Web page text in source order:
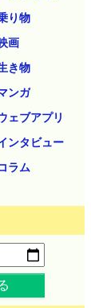
り物
画
き物
ンガ
ェブアプリ
ンタビュー
ラム